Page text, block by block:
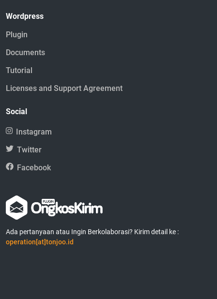
Wordpress
Plugin
Documents
Tutorial
Licenses and Support Agreement
Social
Instagram
Twitter
Facebook
Ada pertanyaan atau Ingin Berkolaborasi? Kirim detail ke :
operation[at]tonjoo.id